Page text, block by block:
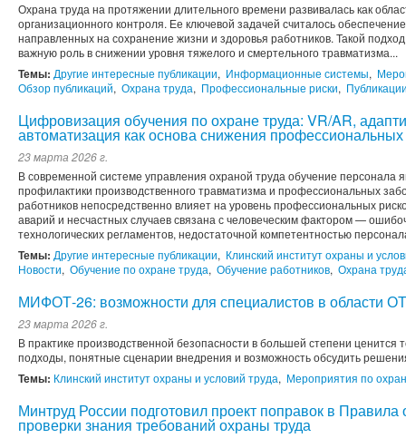
Охрана труда на протяжении длительного времени развивалась как
организационного контроля. Ее ключевой задачей считалось
направленных на сохранение жизни и здоровья работников. Такой
важную роль в снижении уровня тяжелого и смертельного травматизма...
Темы: Другие интересные публикации, Информационные системы,
Обзор публикаций, Охрана труда, Профессиональные риски,
Цифровизация обучения по охране труда: VR/AR,
автоматизация как основа снижения профессиональных
23 марта 2026 г.
В современной системе управления охраной труда обучение персонала
профилактики производственного травматизма и профессиональных
работников непосредственно влияет на уровень профессиональных
аварий и несчастных случаев связана с человеческим фактором —
технологических регламентов, недостаточной компетентностью
Темы: Другие интересные публикации, Клинский институт охраны и
Новости, Обучение по охране труда, Обучение работников, Охрана
МИФОТ-26: возможности для специалистов в области
23 марта 2026 г.
В практике производственной безопасности в большей степени ценится
подходы, понятные сценарии внедрения и возможность обсудить
Темы: Клинский институт охраны и условий труда, Мероприятия по
Минтруд России подготовил проект поправок в Правила
проверки знания требований охраны труда